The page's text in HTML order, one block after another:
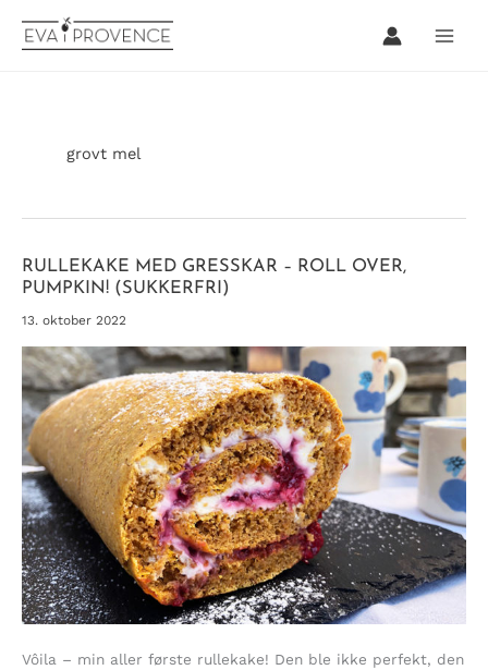
rett
grovt mel
RULLEKAKE MED GRESSKAR – ROLL OVER,
PUMPKIN! (SUKKERFRI)
13. oktober 2022
Vôila – min aller første rullekake! Den ble ikke perfekt, den